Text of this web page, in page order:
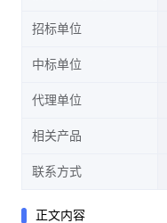
招标单位
中标单位
代理单位
相关产品
联系方式
正文内容